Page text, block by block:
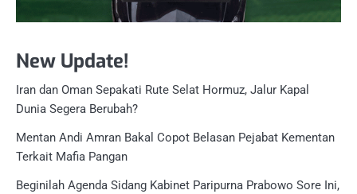
New Update!
Iran dan Oman Sepakati Rute Selat Hormuz, Jalur Kapal
Dunia Segera Berubah?
Mentan Andi Amran Bakal Copot Belasan Pejabat Kementan
Terkait Mafia Pangan
Beginilah Agenda Sidang Kabinet Paripurna Prabowo Sore Ini,